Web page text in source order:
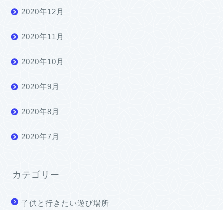
2020年12月
2020年11月
2020年10月
2020年9月
2020年8月
2020年7月
カテゴリー
子供と行きたい遊び場所